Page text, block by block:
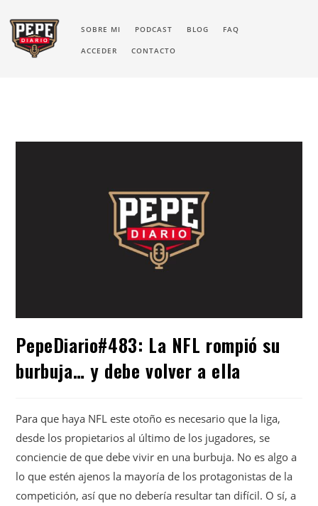
SOBRE MI PODCAST BLOG FAQ
ACCEDER CONTACTO
PepeDiario#483: La NFL rompió su
burbuja… y debe volver a ella
Para que haya NFL este otoño es necesario que la liga,
desde los propietarios al último de los jugadores, se
conciencie de que debe vivir en una burbuja. No es algo a
lo que estén ajenos la mayoría de los protagonistas de la
competición, así que no debería resultar tan difícil. O sí, a